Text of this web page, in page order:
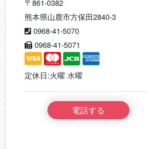
〒861-0382
熊本県山鹿市方保田2840-3
0968-41-5070
0968-41-5071
定休日:火曜 水曜
電話する